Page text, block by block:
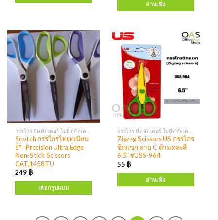
อ่านเพิ่ม
Scotch กรรไกรไทเทเนียม
8″” Precision Ultra Edge
Non-Stick Scissors
CAT.1458TU
249 ฿
เลือกรูปแบบ
Zigzag Scissors US กรรไกร
ซิกแซก ลาย C ด้ามคละสี
6.5″ #USS-964
55 ฿
อ่านเพิ่ม